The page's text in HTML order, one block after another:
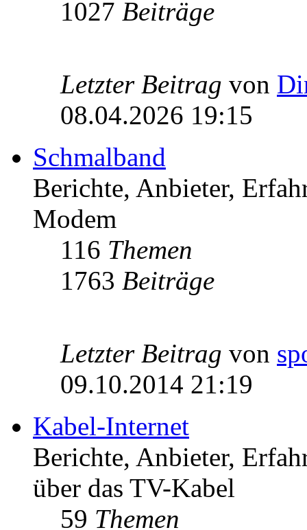
1027 Beiträge
Letzter Beitrag von
08.04.2026 19:15
Schmalband
Berichte, Anbieter,
Modem
116 Themen
1763 Beiträge
Letzter Beitrag von
09.10.2014 21:19
Kabel-Internet
Berichte, Anbieter,
über das TV-Kabel
59 Themen